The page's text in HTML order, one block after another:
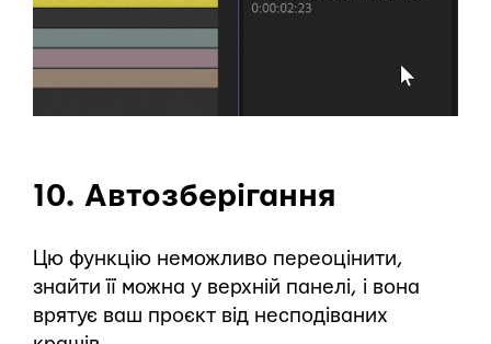
10. Автозберігання
Цю функцію неможливо переоцінити,
знайти її можна у верхній панелі, і вона
врятує ваш проєкт від несподіваних